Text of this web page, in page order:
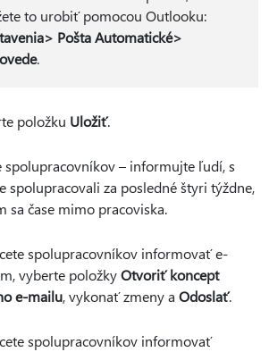
to urobiť pomocou Outlooku:
Pošta Automatické>
.
položku Uložiť.
spolupracovníkov – informujte ľudí, s
spolupracovali za posledné štyri týždne,
sa čase mimo pracoviska.
spolupracovníkov informovať e-
vyberte položkyOtvoriť koncept
e-mailu, vykonať zmeny a Odoslať.
spolupracovníkov informovať